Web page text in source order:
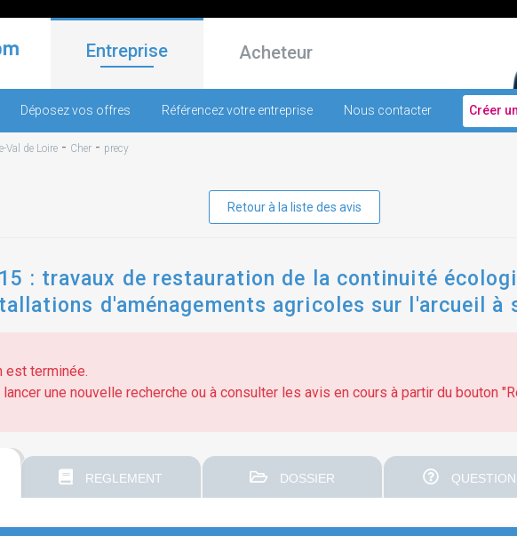
Entreprise Acheteur
Déposez vos offres Référencez votre entreprise Nous contacter Créer
Val de Loire - Cher - precy
Retour à la liste des avis
: travaux de restauration de la continuité
d'aménagements agricoles sur l'arcueil à
est terminée.
une nouvelle recherche ou à consulter les avis en cours à partir du bouton
REGLEMENT DOSSIER